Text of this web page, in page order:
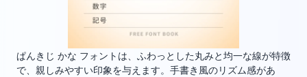
ぱんきじ かな フォントは、ふわっとした丸みと均一な線が特徴
で、親しみやすい印象を与えます。手書き風のリズム感があ